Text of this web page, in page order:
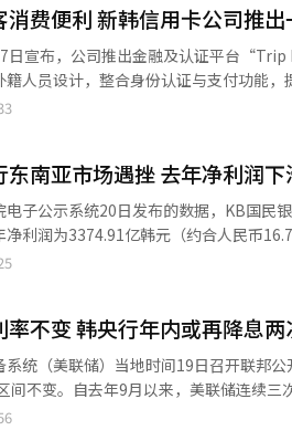
紧急经营体制。该集团表示，将积极配
有实效性的援助方案。 韩国四大金融集团【图片提供 韩联社
本同类型企业高出57.9%。与人均国内
为突出。韩国金融监督院和主要就业门户网站数据显
算，韩国十大企业集团应届毕业生平均
元，现代汽车、LG电子、起亚等企业均
年薪存在一定波动，但整体维持在
德国5万美元，法
大4.2万美元，英国4.5万美元，澳大利
法国，略低于美国和德国。综合考虑
球前列，展现出较强的国际竞争力。 自2020年以来，韩国大型企业
家分析指出，这一现象主要受包括通
与生活平衡的重视程度提升，也成为推动企业薪酬改
福利政策正成为新趋势。除传统薪资
，新一代求职者在择业时，不仅关注
调查中，70.2%的受访者将"薪资水平"列
消费便利 新韩信用卡公司推
日宣布，公司推出金融及认证平台
计，整合身份认证与支付功能，提供一站式金融服务。
合作开发。通过移动护照功能，外籍
仁川机场店）或国立中央博物馆商品馆领取实体卡。 在使
用户可使用万事达、美国运通等国际信
进行线下充值。值得一提的是，卡片还
覆盖叫车服务。外籍游客只需完成会员认证
卡的推出，新韩信用卡计划自4月起至
可在乐天免税店及乐天玛特使用的折扣券。 新韩信用卡公司负
和预付卡产品，外籍游客能够享受便利
多定制化服务。” 新韩信用卡公司推出的预付卡产品
东南亚市场遇挫 去年净利润
电子公示系统20日发布的数据，KB国民
为3374.91亿韩元（约合人民币16.7亿元），同比减
亚法人去年净亏损达到1063.03亿韩元
柬埔寨法人由盈转亏，去年净亏损达
向东南亚地，但业绩表现不尽如人意。
金融市场竞争激烈，同时部分银行可能未
的东南亚法人业绩则有所改善。韩亚银
。具
率不变 韩央行年内或再降息两
系统（美联储）当地时间19日召开联邦
间不变。自去年9月以来，美联储连续
通胀